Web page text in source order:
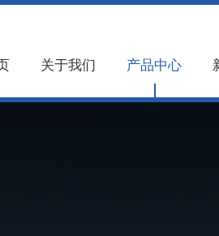
关于我们 产品中心